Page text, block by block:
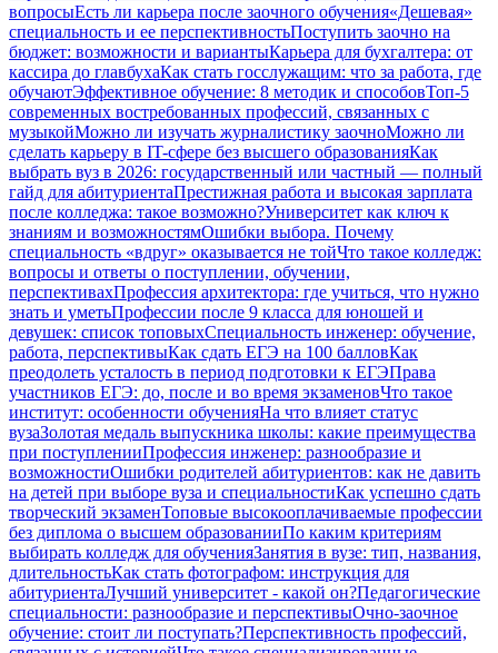
вопросыЕсть ли карьера после заочного обучения«Дешевая»
специальность и ее перспективностьПоступить заочно на
бюджет: возможности и вариантыКарьера для бухгалтера: от
кассира до главбухаКак стать госслужащим: что за работа, где
обучаютЭффективное обучение: 8 методик и способовТоп-5
современных востребованных профессий, связанных с
музыкойМожно ли изучать журналистику заочноМожно ли
сделать карьеру в IT-сфере без высшего образованияКак
выбрать вуз в 2026: государственный или частный — полный
гайд для абитуриентаПрестижная работа и высокая зарплата
после колледжа: такое возможно?Университет как ключ к
знаниям и возможностямОшибки выбора. Почему
специальность «вдруг» оказывается не тойЧто такое колледж:
вопросы и ответы о поступлении, обучении,
перспективахПрофессия архитектора: где учиться, что нужно
знать и уметьПрофессии после 9 класса для юношей и
девушек: список топовыхСпециальность инженер: обучение,
работа, перспективыКак сдать ЕГЭ на 100 балловКак
преодолеть усталость в период подготовки к ЕГЭПрава
участников ЕГЭ: до, после и во время экзаменовЧто такое
институт: особенности обученияНа что влияет статус
вузаЗолотая медаль выпускника школы: какие преимущества
при поступленииПрофессия инженер: разнообразие и
возможностиОшибки родителей абитуриентов: как не давить
на детей при выборе вуза и специальностиКак успешно сдать
творческий экзаменТоповые высокооплачиваемые профессии
без диплома о высшем образованииПо каким критериям
выбирать колледж для обученияЗанятия в вузе: тип, названия,
длительностьКак стать фотографом: инструкция для
абитуриентаЛучший университет - какой он?Педагогические
специальности: разнообразие и перспективыОчно-заочное
обучение: стоит ли поступать?Перспективность профессий,